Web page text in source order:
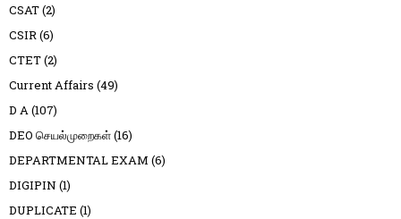
CSAT(2)
CSIR(6)
CTET(2)
Current Affairs (49)
D A(107)
DEO செயல்முறைகள்(16)
DEPARTMENTAL EXAM (6)
DIGIPIN (1)
DUPLICATE (1)